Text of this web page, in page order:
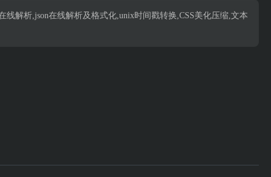
线解析,json在线解析及格式化,unix时间戳转换,CSS美化压缩,文本